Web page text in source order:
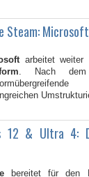
Steam:
arbeitet weiter
. Nach dem
12 & Ultra 4:
bereitet für den